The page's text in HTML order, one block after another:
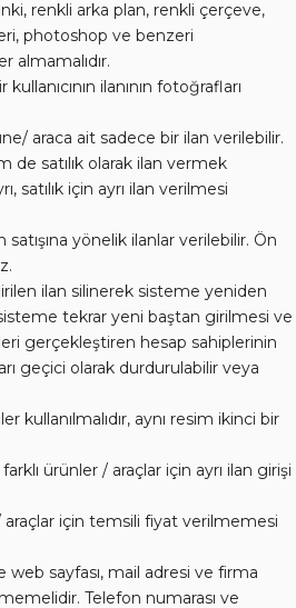
renkli arka plan, renkli çerçeve,
photoshop ve benzeri
almamalıdır.
ilanının fotoğrafları
araca ait sadece bir ilan verilebilir.
de satılık olarak ilan vermek
satılık için ayrı ilan verilmesi
yönelik ilanlar verilebilir. Ön
ilan silinerek sisteme yeniden
tekrar yeni baştan girilmesi ve
gerçekleştiren hesap sahiplerinin
geçici olarak durdurulabilir veya
kullanılmalıdır, aynı resim ikinci bir
ürünler / araçlar için ayrı ilan girişi
/ araçlar için temsili fiyat verilmemesi
web sayfası, mail adresi ve firma
Telefon numarası ve